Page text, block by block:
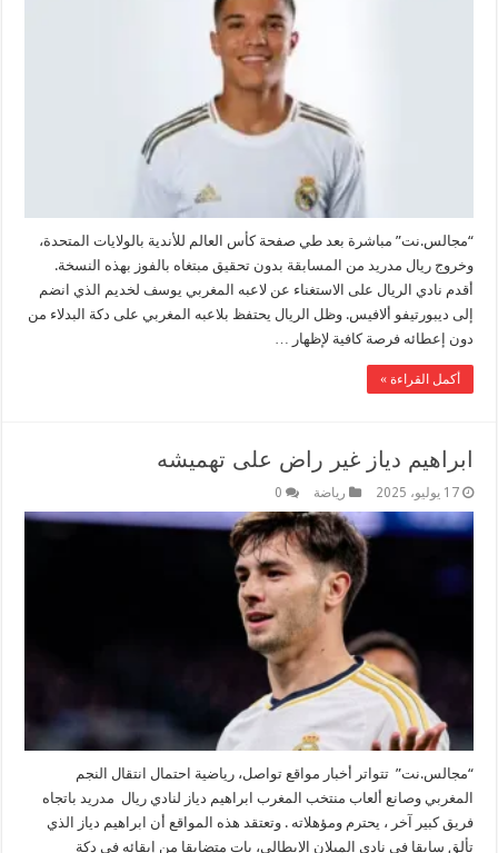
“مجالس.نت” مباشرة بعد طي صفحة كأس العالم للأندية بالولايات المتحدة،
وخروج ريال مدريد من المسابقة بدون تحقيق مبتغاه بالفوز بهذه النسخة.
أقدم نادي الريال على الاستغناء عن لاعبه المغربي يوسف لخديم الذي انضم
إلى ديبورتيفو ألافيس. وظل الريال يحتفظ بلاعبه المغربي على دكة البدلاء من
دون إعطائه فرصة كافية لإظهار …
أكمل القراءة »
ابراهيم دياز غير راض على تهميشه
17 يوليو، 2025 رياضة 0
“مجالس.نت” تتواتر أخبار مواقع تواصل، رياضية احتمال انتقال النجم
المغربي وصانع ألعاب منتخب المغرب ابراهيم دياز لنادي ريال مدريد باتجاه
فريق كبير آخر ، يحترم ومؤهلاته . وتعتقد هذه المواقع أن ابراهيم دياز الذي
تألق سابقا في نادي الميلان الإيطالي، بات متضايقا من إبقائه في دكة